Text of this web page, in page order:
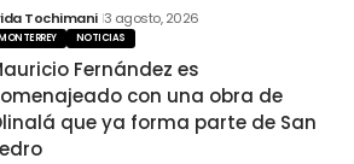
Tochimani 3 agosto, 2026
NOTICIAS
Fernández es
con una obra de
que ya forma parte de San